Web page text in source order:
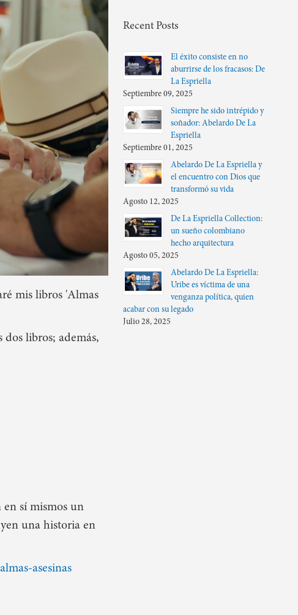
mis libros 'Almas
libros; además,
en sí mismos un
una historia en
asesinas
Recent Posts
El éxito consiste en no
aburrirse de los fracasos: De
La Espriella
Septiembre 09, 2025
Siempre he sido intrépido y
soñador: Abelardo De La
Espriella
Septiembre 01, 2025
Abelardo De La Espriella y
el encuentro con Dios que
transformó su vida
Agosto 12, 2025
De La Espriella Collection:
un sueño colombiano
hecho arquitectura
Agosto 05, 2025
Abelardo De La Espriella:
Uribe es víctima de una
venganza política, quien
acabar con su legado
Julio 28, 2025